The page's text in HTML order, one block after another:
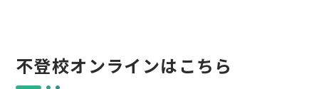
不登校オンラインはこちら